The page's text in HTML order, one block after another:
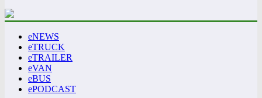
eNEWS
eTRUCK
eTRAILER
eVAN
eBUS
ePODCAST